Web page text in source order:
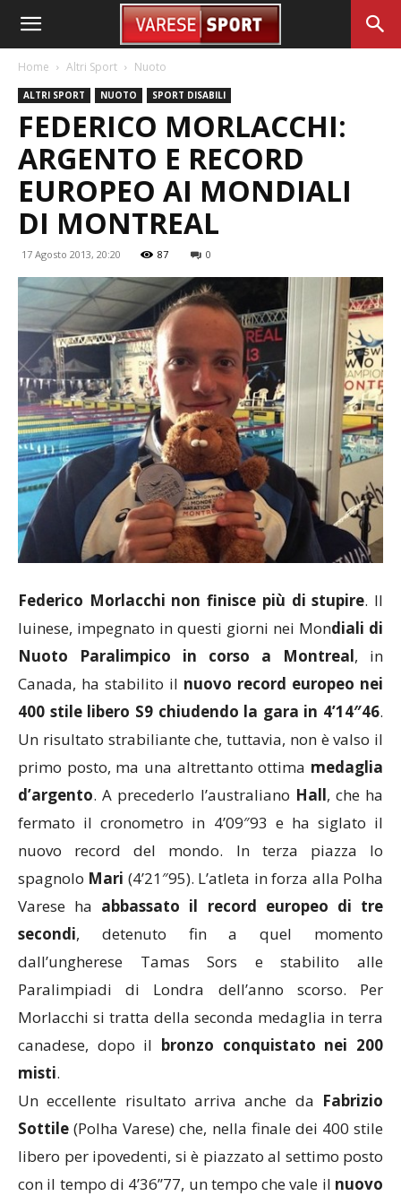
Home Altri Sport Nuoto
ALTRI SPORT NUOTO SPORT DISABILI
FEDERICO MORLACCHI:
ARGENTO E RECORD
EUROPEO AI MONDIALI
DI MONTREAL
17 Agosto 2013, 20:20 87 0
Federico Morlacchi non finisce più di stupire. Il
luinese, impegnato in questi giorni nei Mondiali di
Nuoto Paralimpico in corso a Montreal, in
Canada, ha stabilito il nuovo record europeo nei
400 stile libero S9 chiudendo la gara in 4’14″46.
Un risultato strabiliante che, tuttavia, non è valso il
primo posto, ma una altrettanto ottima medaglia
d’argento. A precederlo l’australiano Hall, che ha
fermato il cronometro in 4’09″93 e ha siglato il
nuovo record del mondo. In terza piazza lo
spagnolo Mari (4’21″95). L’atleta in forza alla Polha
Varese ha abbassato il record europeo di tre
secondi, detenuto fin a quel momento
dall’ungherese Tamas Sors e stabilito alle
Paralimpiadi di Londra dell’anno scorso. Per
Morlacchi si tratta della seconda medaglia in terra
canadese, dopo il bronzo conquistato nei 200
misti.
Un eccellente risultato arriva anche da Fabrizio
Sottile (Polha Varese) che, nella finale dei 400 stile
libero per ipovedenti, si è piazzato al settimo posto
con il tempo di 4’36’’77, un tempo che vale il nuovo